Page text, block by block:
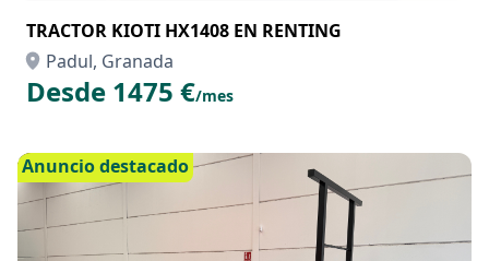
TRACTOR KIOTI HX1408 EN RENTING
Padul, Granada
Desde 1475 €/mes
Anuncio destacado